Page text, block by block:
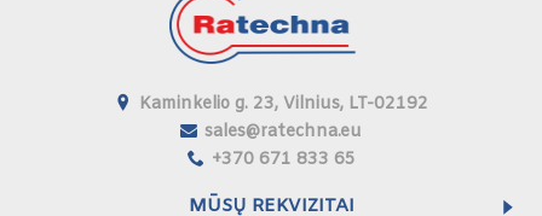
Kaminkelio g. 23, Vilnius, LT-02192
sales@ratechna.eu
+370 671 833 65
MŪSŲ REKVIZITAI